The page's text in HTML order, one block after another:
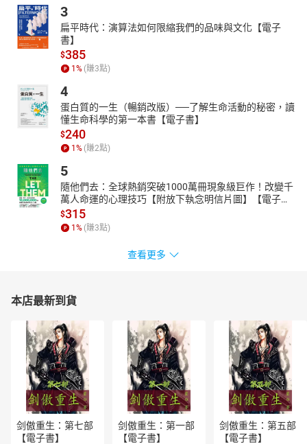
3
扁平時代：演算法如何限縮我們的品味與文化【電子
書】
$385
1 % (賺3點)
4
蛋白質的一生（暢銷改版）──了解生命活動的秘密，讀
懂生命科學的第一本書【電子書】
$240
1 % (賺2點)
5
隨他們去：全球熱銷突破1000萬冊現象級巨作！改變千
萬人命運的心理技巧【附放下執念明信片圖】【電子
書】
$315
1 % (賺3點)
查看更多
本店最新到貨
剑傲重生：第七部
【電子書】
剑傲重生：第一部
【電子書】
剑傲重生：第五部
【電子書】